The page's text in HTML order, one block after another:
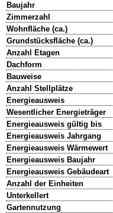
Baujahr
Zimmerzahl
Wohnfläche (ca.)
Grundstücksfläche (ca.)
Anzahl Etagen
Dachform
Bauweise
Anzahl Stellplätze
Energieausweis
Wesentlicher Energieträger
Energieausweis gültig bis
Energieausweis Jahrgang
Energieausweis Wärmewert
Energieausweis Baujahr
Energieausweis Gebäudeart
Anzahl der Einheiten
Unterkellert
Gartennutzung